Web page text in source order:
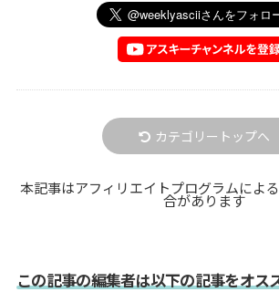
カテゴリートップへ
本記事はアフィリエイトプログラムによ
合があります
この記事の編集者は以下の記事をオス